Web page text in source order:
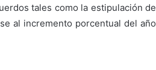
tales como la estipulación de
al incremento porcentual del año